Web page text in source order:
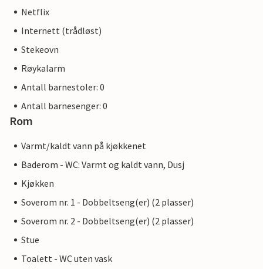
Netflix
Internett (trådløst)
Stekeovn
Røykalarm
Antall barnestoler: 0
Antall barnesenger: 0
Rom
Varmt/kaldt vann på kjøkkenet
Baderom - WC: Varmt og kaldt vann, Dusj
Kjøkken
Soverom nr. 1 - Dobbeltseng(er) (2 plasser)
Soverom nr. 2 - Dobbeltseng(er) (2 plasser)
Stue
Toalett - WC uten vask